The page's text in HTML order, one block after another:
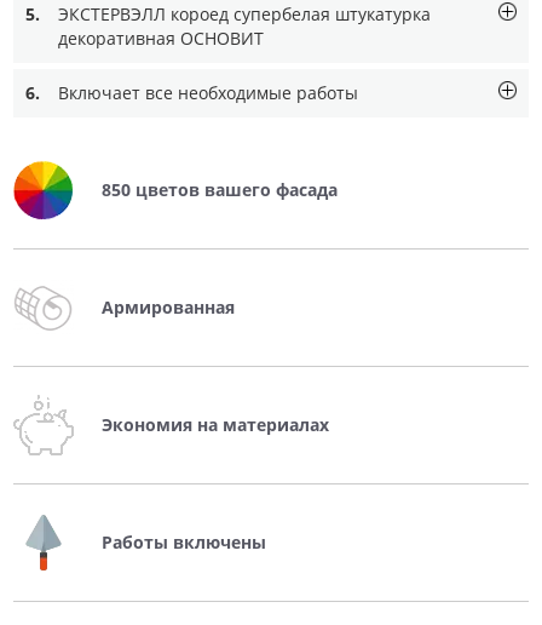
5.
ЭКСТЕРВЭЛЛ короед супербелая штукатурка
декоративная ОСНОВИТ
6. Включает все необходимые работы
850 цветов вашего фасада
Армированная
Экономия на материалах
Работы включены